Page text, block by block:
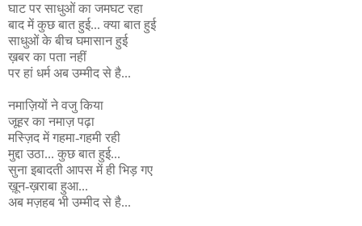
घाट पर साधुओं का जमघट रहा
बाद में कुछ बात हुई... क्या बात हुई
साधुओं के बीच घमासान हुई
ख़बर का पता नहीं
पर हां धर्म अब उम्मीद से है...
नमाज़ियों ने वजु किया
जूहर का नमाज़ पढ़ा
मस्ज़िद में गहमा-गहमी रही
मुद्दा उठा... कुछ बात हुई...
सुना इबादती आपस में ही भिड़ गए
ख़ून-ख़राबा हुआ...
अब मज़हब भी उम्मीद से है...